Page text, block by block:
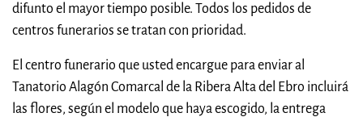
difunto el mayor tiempo posible. Todos los pedidos de
centros funerarios se tratan con prioridad.
El centro funerario que usted encargue para enviar al
Tanatorio Alagón Comarcal de la Ribera Alta del Ebro incluirá
las flores, según el modelo que haya escogido, la entrega